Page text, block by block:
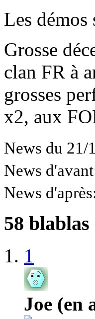
Les
Grosse
clan FR à
grosses
x2, aux
News du 21/
News
News
58 blablas
1
Joe (en